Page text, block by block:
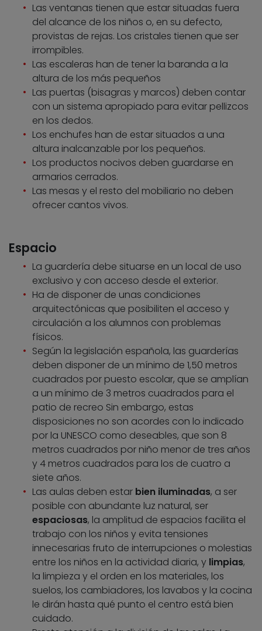
Las ventanas tienen que estar situadas fuera
del alcance de los niños o, en su defecto,
provistas de rejas. Los cristales tienen que ser
irrompibles.
Las escaleras han de tener la baranda a la
altura de los más pequeños
Las puertas (bisagras y marcos) deben contar
con un sistema apropiado para evitar pellizcos
en los dedos.
Los enchufes han de estar situados a una
altura inalcanzable por los pequeños.
Los productos nocivos deben guardarse en
armarios cerrados.
Las mesas y el resto del mobiliario no deben
ofrecer cantos vivos.
Espacio
La guardería debe situarse en un local de uso
exclusivo y con acceso desde el exterior.
Ha de disponer de unas condiciones
arquitectónicas que posibiliten el acceso y
circulación a los alumnos con problemas
físicos.
Según la legislación española, las guarderías
deben disponer de un mínimo de 1,50 metros
cuadrados por puesto escolar, que se amplían
a un mínimo de 3 metros cuadrados para el
patio de recreo Sin embargo, estas
disposiciones no son acordes con lo indicado
por la UNESCO como deseables, que son 8
metros cuadrados por niño menor de tres años
y 4 metros cuadrados para los de cuatro a
siete años.
Las aulas deben estar bien iluminadas, a ser
posible con abundante luz natural, ser
espaciosas, la amplitud de espacios facilita el
trabajo con los niños y evita tensiones
innecesarias fruto de interrupciones o molestias
entre los niños en la actividad diaria, y limpias,
la limpieza y el orden en los materiales, los
suelos, los cambiadores, los lavabos y la cocina
le dirán hasta qué punto el centro está bien
cuidado.